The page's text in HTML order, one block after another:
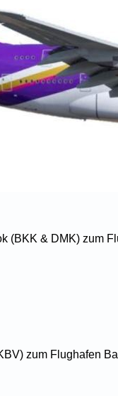
(BKK & DMK) zum
zum Flughafen